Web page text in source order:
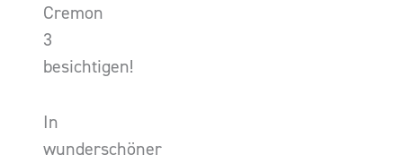
Cremon
3
besichtigen!
In
wunderschöner